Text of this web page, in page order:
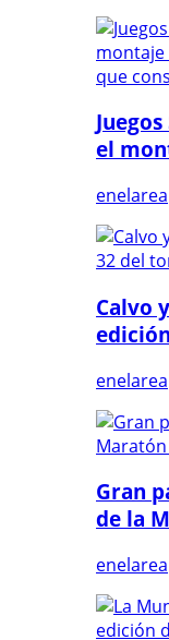
el
enelarea
Calvo
enelarea
Gran
de la
enelarea